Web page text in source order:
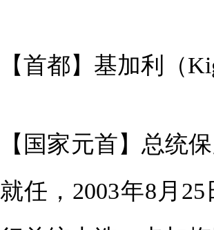
【首都】基加利（
【国家元首】总统
就任，2003年8月